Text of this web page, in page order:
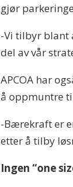
gjør
-Vi tilbyr blant
del av vår
APCOA har
å oppmuntre
-Bærekraft er
etter å tilby
Ingen “one